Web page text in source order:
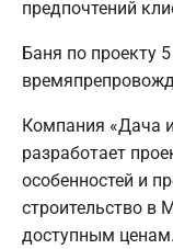
предпочтений
Баня по проекту
Компания «Дача
разработает
особенностей и
строительство в
доступным ценам.